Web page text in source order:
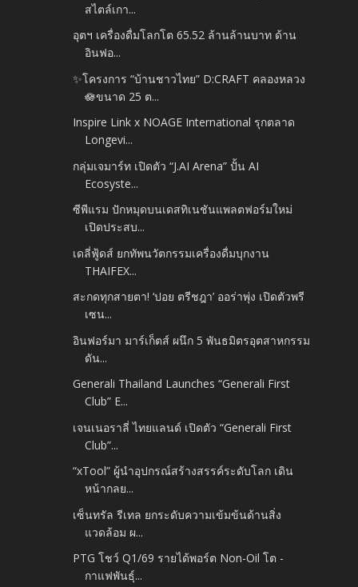
สไตล์เกา...
อุตฯ เครื่องดื่มโลกโต 65.52 ล้านล้านบาท ด้าน
อินฟอ...
✨โครงการ “บ้านชาวไทย” D:CRAFT คลองหลวง
🪷ขนาด 25 ต...
Inspire Link x NOAGE International รุกตลาด
Longevi...
กลุ่มเจมาร์ท เปิดตัว “J.AI Arena” ปั้น AI
Ecosyste...
ซีพีแรม ปักหมุดบนเดสทิเนชันแพลตฟอร์มใหม่
เปิดประสบ...
เดลี่ฟู้ดส์ ยกทัพนวัตกรรมเครื่องดื่มบุกงาน
THAIFEX...
สะกดทุกสายตา! ‘ปอย ตรีชฎา’ ออร่าพุ่ง เปิดตัวพรี
เซน...
อินฟอร์มา มาร์เก็ตส์ ผนึก 5 พันธมิตรอุตสาหกรรม
ดัน...
Generali Thailand Launches “Generali First
Club” E...
เจนเนอราลี่ ไทยแลนด์ เปิดตัว “Generali First
Club”...
“xTool” ผู้นำอุปกรณ์สร้างสรรค์ระดับโลก เดิน
หน้ากลย...
เซ็นทรัล รีเทล ยกระดับความเข้มข้นด้านสิ่ง
แวดล้อม ผ...
PTG โชว์ Q1/69 รายได้พอร์ต Non-Oil โต -
กาแฟพันธุ์...